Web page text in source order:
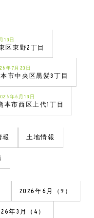
13日
区東野2丁目
年7月23日
市中央区黒髪3丁目
年6月13日
本市西区上代1丁目
報 土地情報
2026年6月（9）
年3月（4）